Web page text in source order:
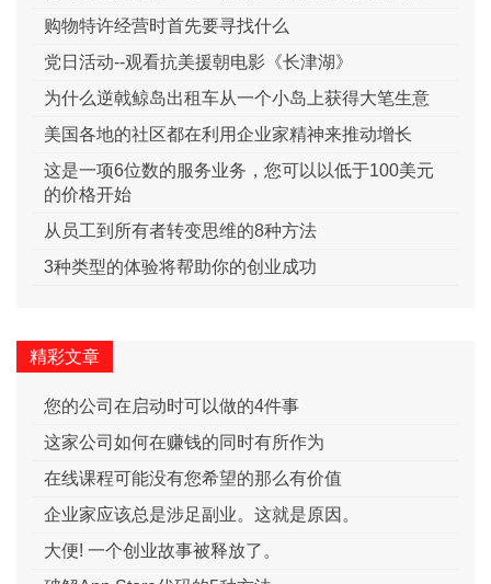
购物特许经营时首先要寻找什么
党日活动--观看抗美援朝电影《长津湖》
为什么逆戟鲸岛出租车从一个小岛上获得大笔生意
美国各地的社区都在利用企业家精神来推动增长
这是一项6位数的服务业务，您可以以低于100美元
的价格开始
从员工到所有者转变思维的8种方法
3种类型的体验将帮助你的创业成功
精彩文章
您的公司在启动时可以做的4件事
这家公司如何在赚钱的同时有所作为
在线课程可能没有您希望的那么有价值
企业家应该总是涉足副业。这就是原因。
大便! 一个创业故事被释放了。